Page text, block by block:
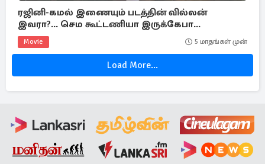
ரஜினி-கமல் இணையும் படத்தின் வில்லன்
இவரா?... செம கூட்டணியா இருக்கேபா...
Movie 5 மாதங்கள் முன்
Load More...